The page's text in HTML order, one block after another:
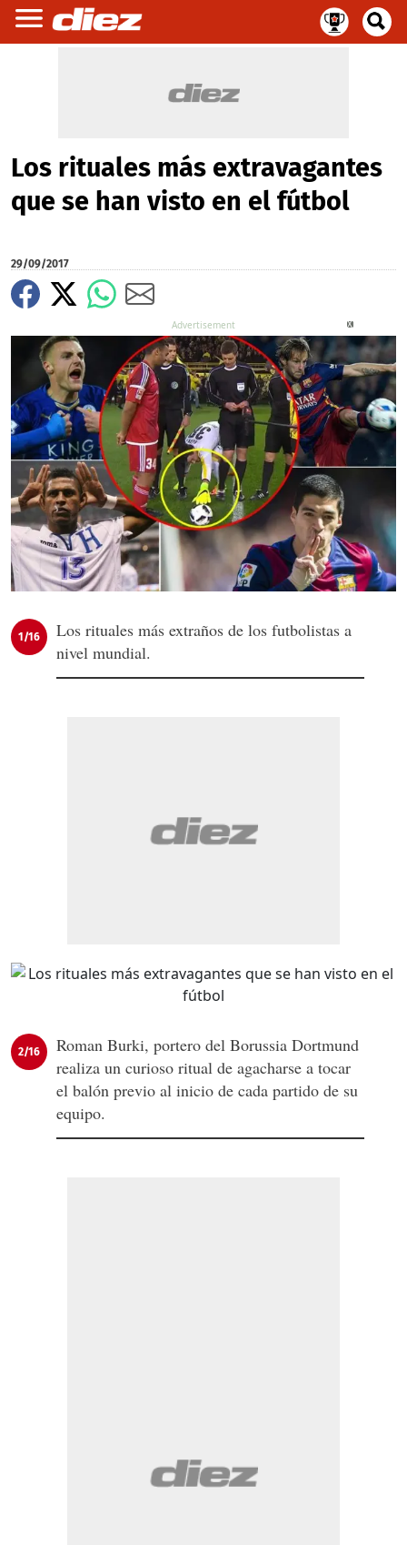
Los rituales más extravagantes
que se han visto en el fútbol
29/09/2017
1/16
Los rituales más extraños de los futbolistas a
nivel mundial.
2/16
Roman Burki, portero del Borussia Dortmund
realiza un curioso ritual de agacharse a tocar
el balón previo al inicio de cada partido de su
equipo.
X